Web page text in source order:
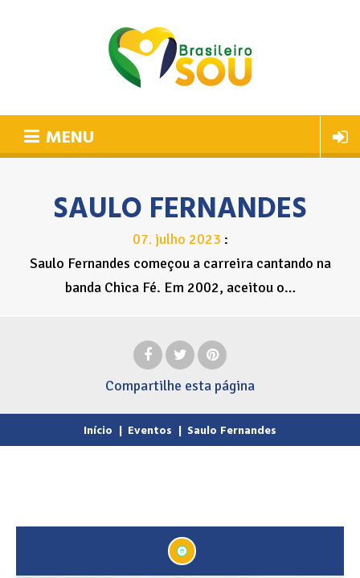
MENU
SAULO FERNANDES
07. julho 2023
Saulo Fernandes começou a carreira cantando na
banda Chica Fé. Em 2002, aceitou o…
Compartilhe esta página
Início | Eventos | Saulo Fernandes